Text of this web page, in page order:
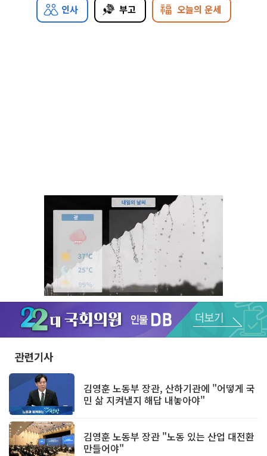
인사 부고 오늘의 운세
Unmute
관련기사
김영훈 노동부 장관, 산하기관에 "어떻게 국
민 삶 지켜낼지 해답 내놓아야"
김영훈 노동부 장관 "노동 있는 산업 대전환
만들어야"